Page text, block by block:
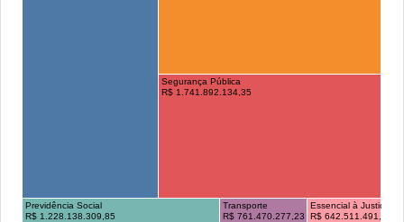
Segurança Pública
R$ 1.741.892.134,35
Previdência Social
R$ 1.228.138.309,85
Transporte
R$ 761.470.277,23
Essencial à Justiça
R$ 642.511.491,62